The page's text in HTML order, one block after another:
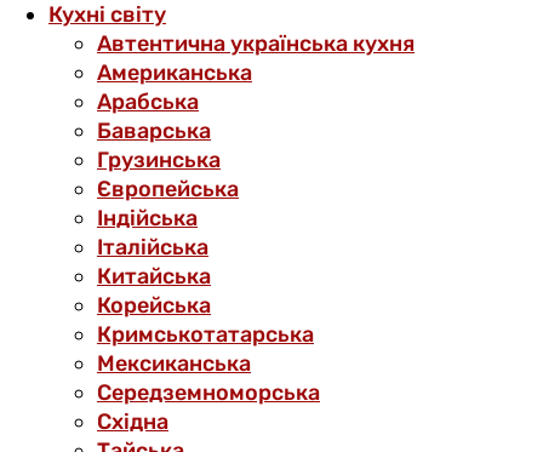
Кухні світу
Автентична українська кухня
Американська
Арабська
Баварська
Грузинська
Європейська
Індійська
Італійська
Китайська
Корейська
Кримськотатарська
Мексиканська
Середземноморська
Східна